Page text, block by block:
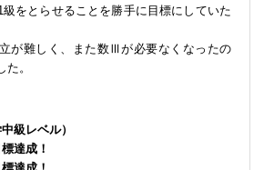
をとらせることを勝手に目標にしていた
が難しく、また数Ⅲが必要なくなったの
。
級レベル）
達成！